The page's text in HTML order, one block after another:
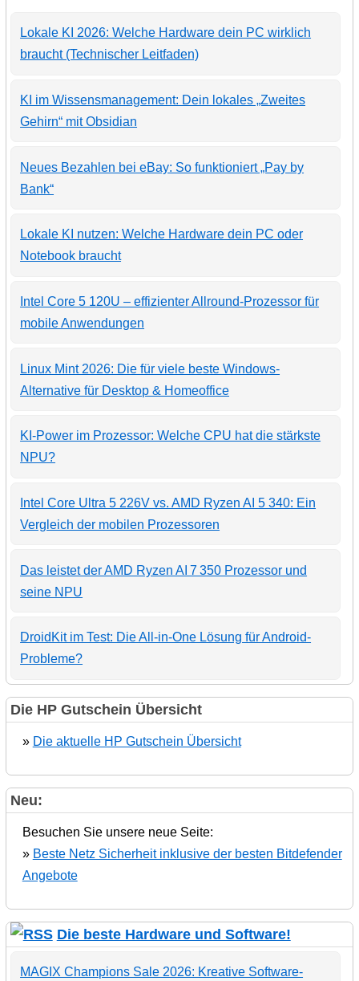
Lokale KI 2026: Welche Hardware dein PC wirklich
braucht (Technischer Leitfaden)
KI im Wissensmanagement: Dein lokales „Zweites
Gehirn“ mit Obsidian
Neues Bezahlen bei eBay: So funktioniert „Pay by
Bank“
Lokale KI nutzen: Welche Hardware dein PC oder
Notebook braucht
Intel Core 5 120U – effizienter Allround-Prozessor für
mobile Anwendungen
Linux Mint 2026: Die für viele beste Windows-
Alternative für Desktop & Homeoffice
KI-Power im Prozessor: Welche CPU hat die stärkste
NPU?
Intel Core Ultra 5 226V vs. AMD Ryzen AI 5 340: Ein
Vergleich der mobilen Prozessoren
Das leistet der AMD Ryzen AI 7 350 Prozessor und
seine NPU
DroidKit im Test: Die All-in-One Lösung für Android-
Probleme?
Die HP Gutschein Übersicht
» Die aktuelle HP Gutschein Übersicht
Neu:
Besuchen Sie unsere neue Seite:
» Beste Netz Sicherheit inklusive der besten Bitdefender
Angebote
Die beste Hardware und Software!
MAGIX Champions Sale 2026: Kreative Software-